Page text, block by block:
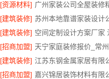
[资源材料]
[建筑装修]
[建筑装修]
[招商加盟]
[建筑装修]
[招商加盟]